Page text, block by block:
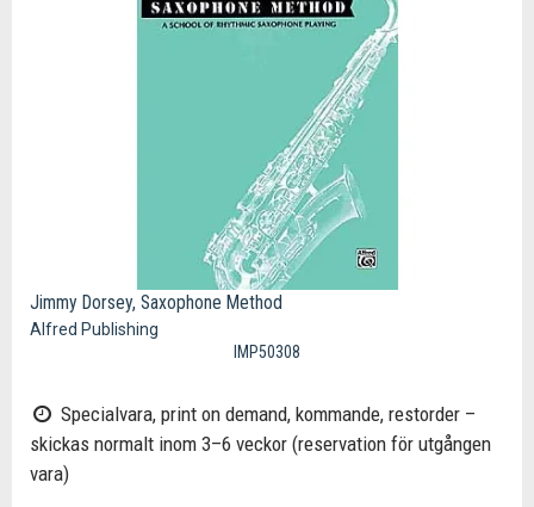
Jimmy Dorsey, Saxophone Method
Alfred Publishing
IMP50308
Specialvara, print on demand, kommande, restorder –
skickas normalt inom 3–6 veckor (reservation för utgången
vara)